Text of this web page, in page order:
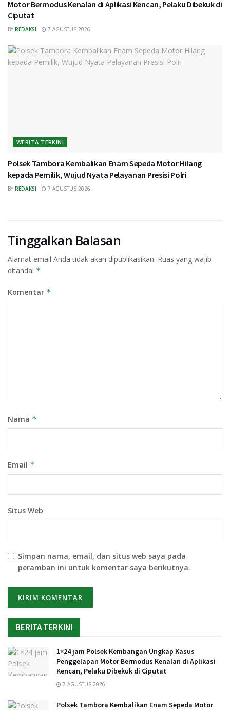
Motor Bermodus Kenalan di Aplikasi Kencan, Pelaku Dibekuk di
Ciputat
BY REDAKSI 7 AGUSTUS 2026
WERITA TERKINI
Polsek Tambora Kembalikan Enam Sepeda Motor Hilang
kepada Pemilik, Wujud Nyata Pelayanan Presisi Polri
BY REDAKSI 7 AGUSTUS 2026
Tinggalkan Balasan
Alamat email Anda tidak akan dipublikasikan. Ruas yang wajib
ditandai *
Komentar *
Nama *
Email *
Situs Web
Simpan nama, email, dan situs web saya pada
peramban ini untuk komentar saya berikutnya.
BERITA TERKINI
1×24 jam Polsek Kembangan Ungkap Kasus
Penggelapan Motor Bermodus Kenalan di Aplikasi
Kencan, Pelaku Dibekuk di Ciputat
7 AGUSTUS 2026
Polsek Tambora Kembalikan Enam Sepeda Motor